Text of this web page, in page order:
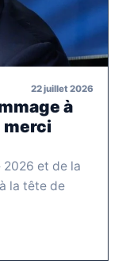
22 juillet 2026
à
merci
2026 et de la
la tête de